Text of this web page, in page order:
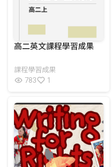
高二英文課程學習成果
課程學習成果
783
1